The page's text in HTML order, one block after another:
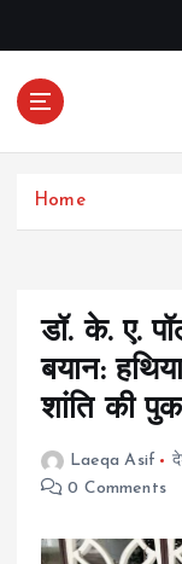
o
Home
डॉ. के. ए.
बयान:
शांति की
Laeqa Asif
0 Comments